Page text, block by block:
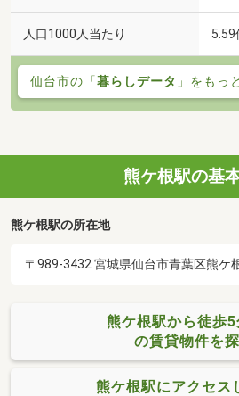
人口1000人当たり 5.59
仙台市の「暮らしデータ 」をもっ
熊ケ根駅の基
熊ケ根駅の所在地
〒989-3432 宮城県仙台市青葉区熊ケ
熊ケ根駅から徒歩5
の賃貸物件を
熊ケ根駅にアクセス